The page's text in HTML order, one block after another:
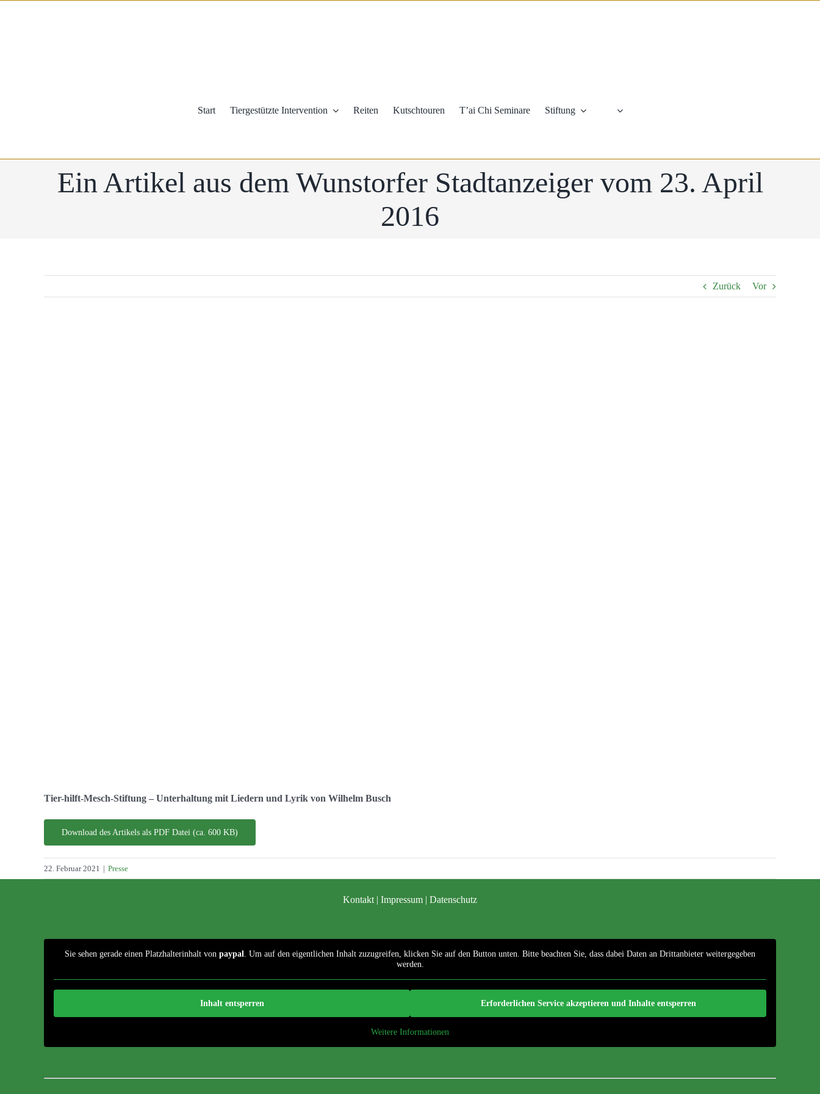
Start Tiergestützte Intervention Reiten Kutschtouren T’ai Chi Seminare Stiftung
Ein Artikel aus dem Wunstorfer Stadtanzeiger vom 23. April
2016
Zurück Vor
Tier-hilft-Mesch-Stiftung – Unterhaltung mit Liedern und Lyrik von Wilhelm Busch
Download des Artikels als PDF Datei (ca. 600 KB)
22. Februar 2021 | Presse
Kontakt | Impressum | Datenschutz
Sie sehen gerade einen Platzhalterinhalt von paypal
. Um auf den eigentlichen Inhalt zuzugreifen, klicken Sie auf den Button unten. Bitte beachten Sie, dass dabei Daten an Drittanbieter weitergegeben
werden.
Inhalt entsperren Erforderlichen Service akzeptieren und Inhalte entsperren
Weitere Informationen